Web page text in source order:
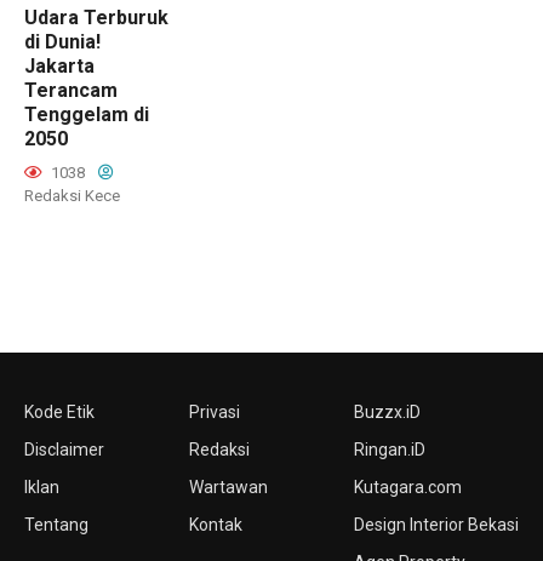
Udara Terburuk
di Dunia!
Jakarta
Terancam
Tenggelam di
2050
1038
Redaksi Kece
Kode Etik
Disclaimer
Iklan
Tentang
Privasi
Redaksi
Wartawan
Kontak
Buzzx.iD
Ringan.iD
Kutagara.com
Design Interior Bekasi